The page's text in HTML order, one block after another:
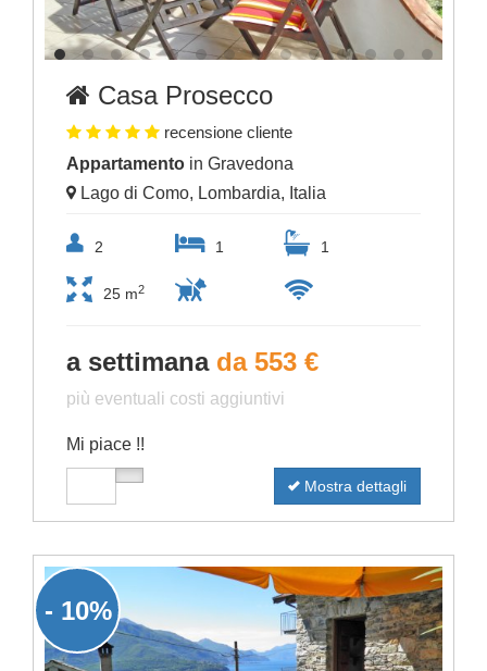
Casa Prosecco
recensione cliente
Appartamento in Gravedona
Lago di Como, Lombardia, Italia
2 1 1
25 m2
a settimana da 553 €
più eventuali costi aggiuntivi
Mi piace !!
Mostra dettagli
- 10%